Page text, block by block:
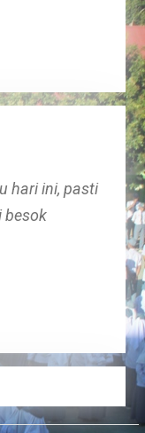
hari ini, pasti
besok